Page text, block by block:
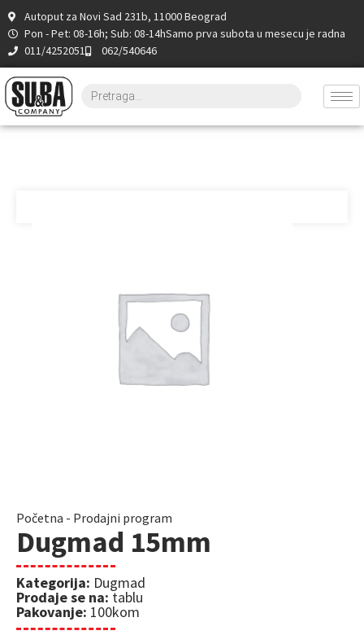
Autoput za Novi Sad 231b, 11000 Beograd
Pon - Pet: 08-16h; Sub: 08-14hSamo prva subota u mesecu je radna
011/4252051
062/540646
Početna - Prodajni program
Dugmad 15mm
Kategorija: Dugmad
Prodaje se na:tablu
Pakovanje: 100kom